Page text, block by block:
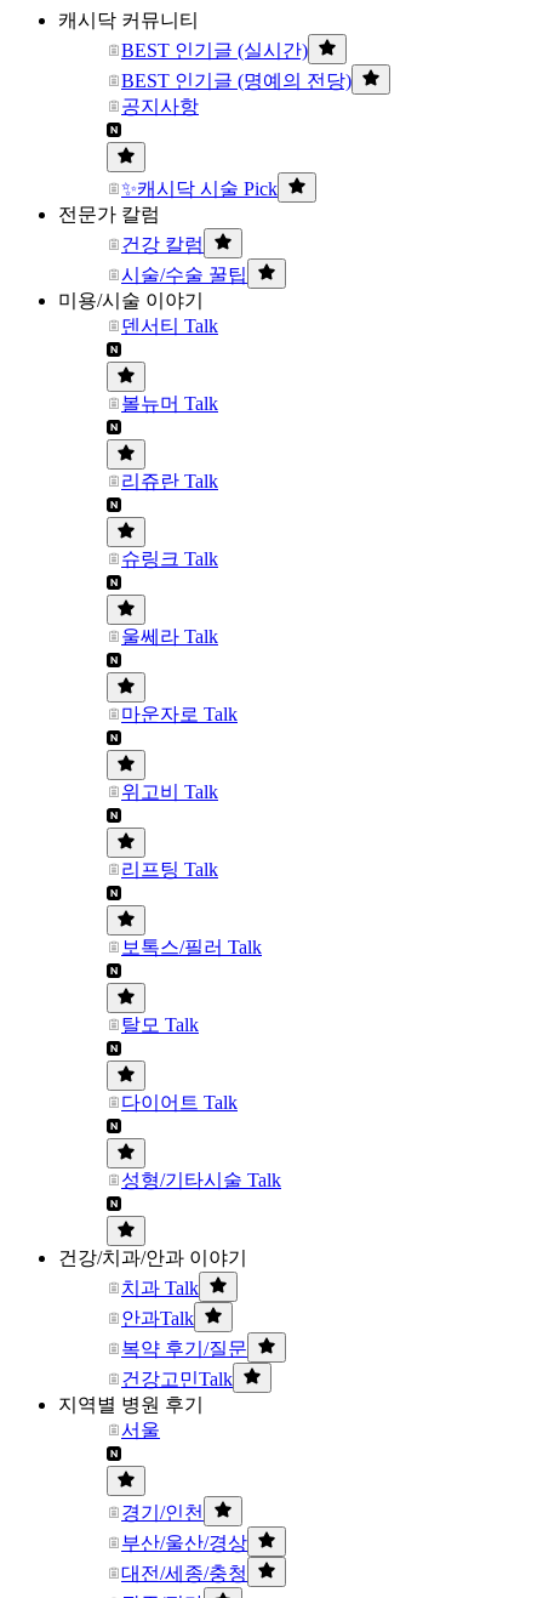
캐시닥 커뮤니티
BEST 인기글 (실시간)
BEST 인기글 (명예의 전당)
공지사항
✨캐시닥 시술 Pick
전문가 칼럼
건강 칼럼
시술/수술 꿀팁
미용/시술 이야기
덴서티 Talk
볼뉴머 Talk
리쥬란 Talk
슈링크 Talk
울쎄라 Talk
마운자로 Talk
위고비 Talk
리프팅 Talk
보톡스/필러 Talk
탈모 Talk
다이어트 Talk
성형/기타시술 Talk
건강/치과/안과 이야기
치과 Talk
안과Talk
복약 후기/질문
건강고민Talk
지역별 병원 후기
서울
경기/인천
부산/울산/경상
대전/세종/충청